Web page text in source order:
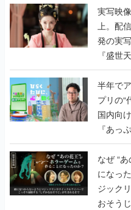
んだレ
実写映
上。配
発の実
『盛世
うこだ
半年でア
プリの“
国内向
『あっ
てみた
なぜ “
になったのか？ 敵に
ジック
おそう